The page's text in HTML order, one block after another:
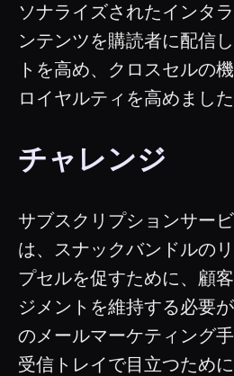
ソナライズされたインタ
ンテンツを購読者に配信
トを高め、クロスセルの
ロイヤルティを高めました
チャレンジ
サブスクリプションサー
は、スナックバンドルの
プセルを促すために、顧
ジメントを維持する必要
のメールマーケティング
受信トレイで目立つため